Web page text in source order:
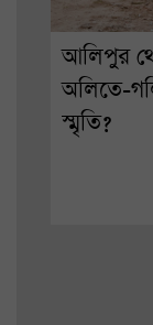
আলিপুর
অলিতে-
স্মৃতি?